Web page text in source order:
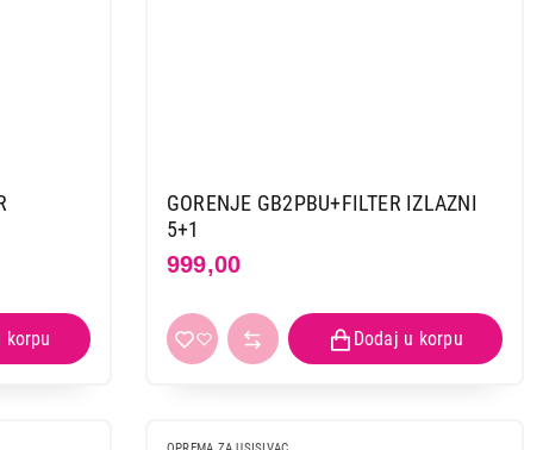
GORENJE GB2PBU+FILTER IZLAZNI
5+1
999,00